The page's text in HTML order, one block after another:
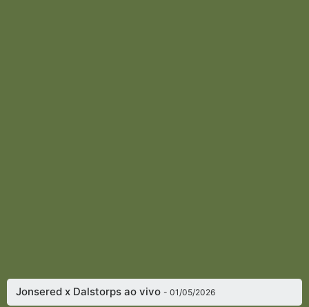
Jonsered x Dalstorps ao vivo- 01/05/2026